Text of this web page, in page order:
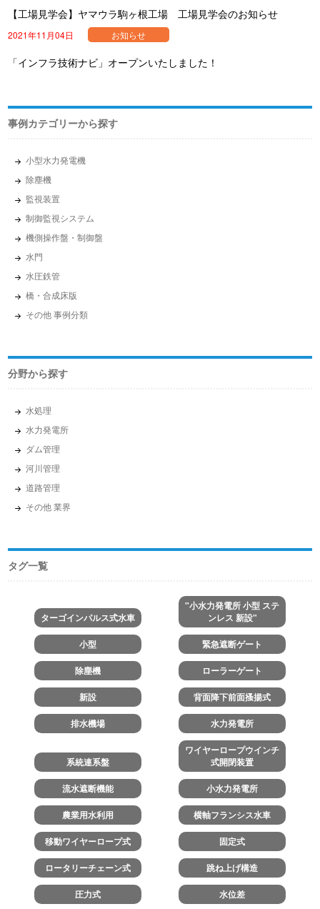
事例カテゴリーから探す
小型水力発電機
除塵機
監視装置
制御監視システム
機側操作盤・制御盤
水門
水圧鉄管
橋・合成床版
その他 事例分類
分野から探す
水処理
水力発電所
ダム管理
河川管理
道路管理
その他 業界
タグ一覧
ターゴインパルス式水車
"小水力発電所 小型 ステ
ンレス 新設"
小型 緊急遮断ゲート
除塵機 ローラーゲート
新設 背面降下前面搔揚式
排水機場 水力発電所
系統連系盤
ワイヤーロープウインチ
式開閉装置
流水遮断機能 小水力発電所
農業用水利用 横軸フランシス水車
移動ワイヤーロープ式 固定式
ロータリーチェーン式 跳ね上げ構造
圧力式 水位差
【工場見学会】ヤマウラ駒ヶ根工場 工場見学会のお知らせ
2021年11月04日 お知らせ
「インフラ技術ナビ」オープンいたしました！